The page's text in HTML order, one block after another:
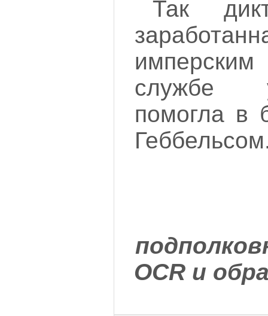
Так
службе
помогла в
OCR и